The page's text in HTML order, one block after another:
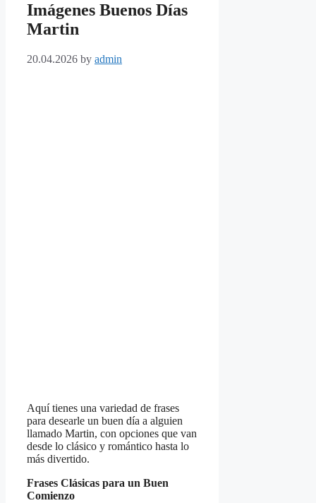
Imágenes Buenos Días
Martin
20.04.2026 by admin
Aquí tienes una variedad de frases
para desearle un buen día a alguien
llamado Martin, con opciones que van
desde lo clásico y romántico hasta lo
más divertido.
Frases Clásicas para un Buen
Comienzo